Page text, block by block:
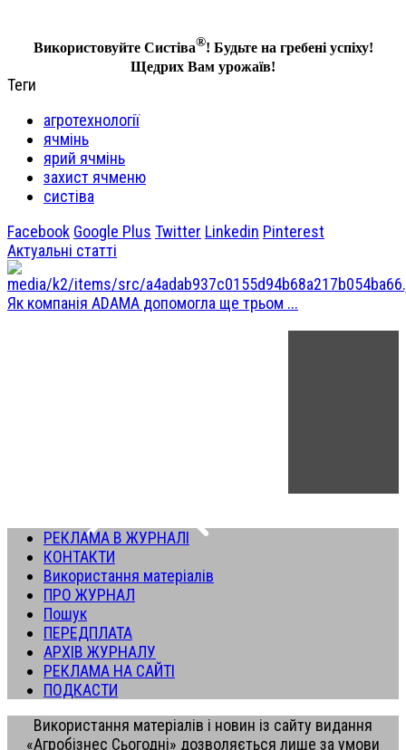
Використовуйте Систіва®! Будьте на гребені успіху!
Щедрих Вам урожаїв!
Теги
агротехнології
ячмінь
ярий ячмінь
захист ячменю
систіва
Facebook Google Plus Twitter Linkedin Pinterest
Актуальні статті
Як компанія ADAMA допомогла ще трьом ...
РЕКЛАМА В ЖУРНАЛІ
КОНТАКТИ
Використання матеріалів
ПРО ЖУРНАЛ
Пошук
ПЕРЕДПЛАТА
АРХІВ ЖУРНАЛУ
РЕКЛАМА НА САЙТІ
ПОДКАСТИ
Використання матеріалів і новин із сайту видання
«Агробізнес Сьогодні» дозволяється лише за умови